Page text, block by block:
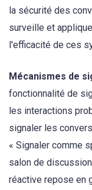
la sécurité des
surveille et
l'efficacité de ces
Mécanismes de
fonctionnalité de
les interactions
signaler les
« Signaler comme
salon de
réactive repose en